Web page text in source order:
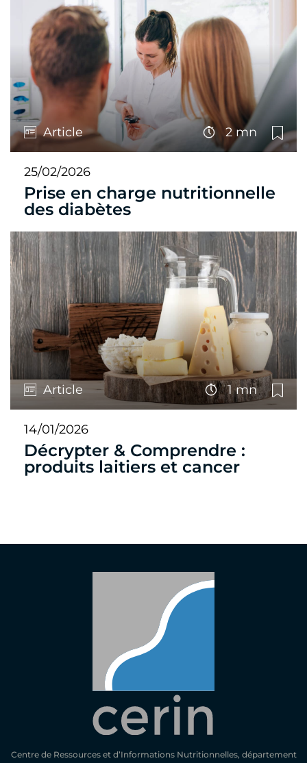
Article 2 mn
25/02/2026
Prise en charge nutritionnelle
des diabètes
Article 1 mn
14/01/2026
Décrypter & Comprendre :
produits laitiers et cancer
Centre de Ressources et d’Informations Nutritionnelles, département